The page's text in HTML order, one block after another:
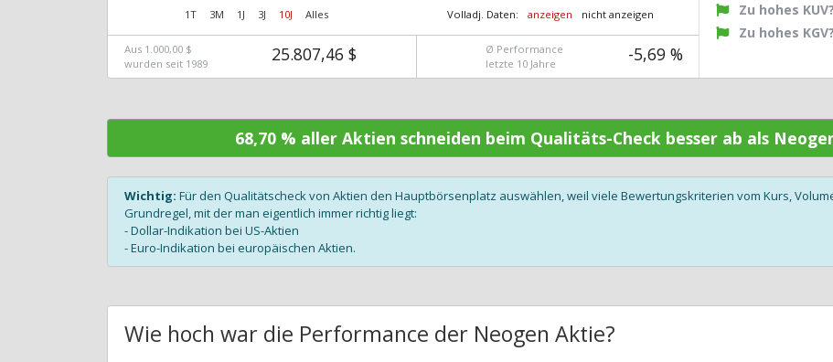
Zu hohes
Zu hohes
1T 3M 1J 3J 10J Alles Volladj. Daten: anzeigen nicht anzeigen
Aus 1.000,00 $
wurden seit 1989
25.807,46 $
Ø Performance
letzte 10 Jahre
-5,69 %
68,70 % aller Aktien schneiden beim Qualitäts-Check besser ab als
Wichtig: Für den Qualitätscheck von Aktien den Hauptbörsenplatz auswählen, weil viele Bewertungskriterien vom Kurs,
Grundregel, mit der man eigentlich immer richtig liegt:
- Dollar-Indikation bei US-Aktien
- Euro-Indikation bei europäischen Aktien.
Wie hoch war die Performance der Neogen Aktie?